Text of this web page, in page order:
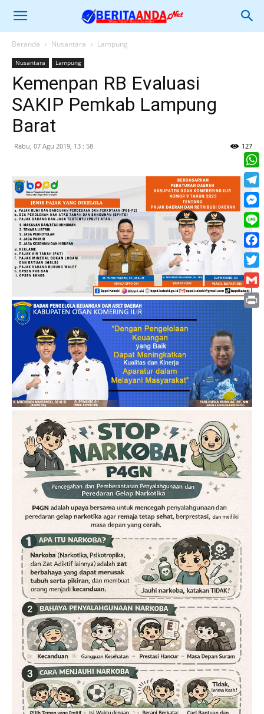
Beranda Nusantara Lampung
Nusantara Lampung
Kemenpan RB Evaluasi
SAKIP Pemkab Lampung
Barat
Rabu, 07 Agu 2019, 13 : 58 127
Line
Print